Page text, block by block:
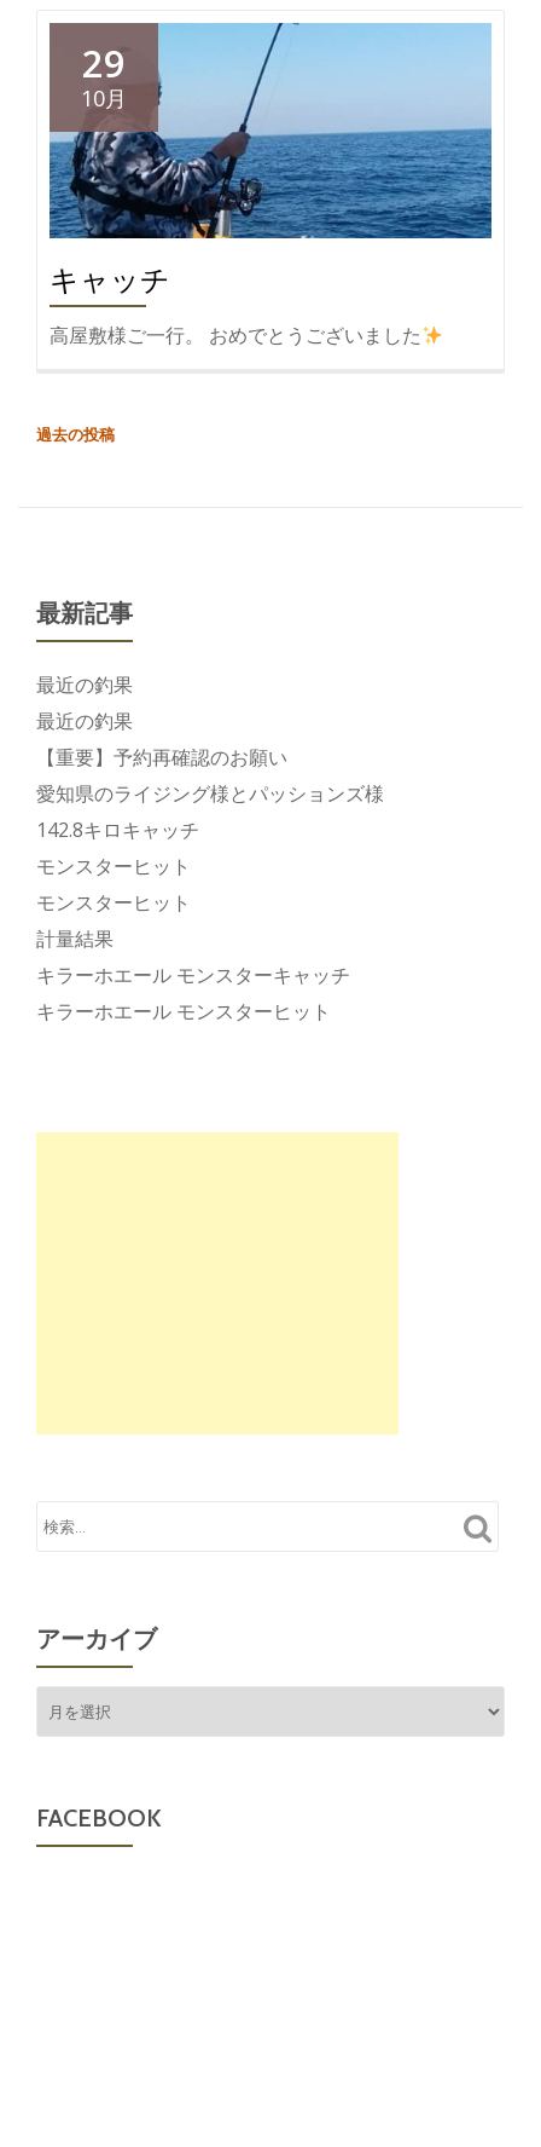
読
ロ
キ
ャ
ッ
29
10月
キャッチ
高屋敷様ご一行。 おめでとうございました
投
シ
ョ
過去の投稿
最新記事
最近の釣果
最近の釣果
【重要】予約再確認のお願い
愛知県のライジング様とパッションズ様
142.8キロキャッチ
モンスターヒット
モンスターヒット
計量結果
キラーホエール モンスターキャッチ
キラーホエール モンスターヒット
アーカイブ
ー
FACEBOOK